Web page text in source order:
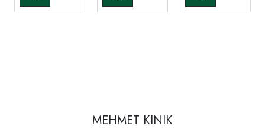
MEHMET KINIK